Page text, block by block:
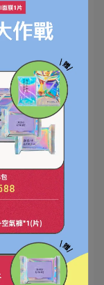
防口水滲進衣
味，圍口水兜
寶寶嘴邊的口
方法
口水等相關動
水「做水災」
物」這是讓寶
寶寶正在長牙
予一些需要咀
本能力。
副食品，實戰
寶寶要運用含